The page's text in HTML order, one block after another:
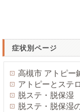
症状別ページ
高槻市 アトピー
アトピーとステ
脱ステ・脱保湿
脱ステ・脱保湿